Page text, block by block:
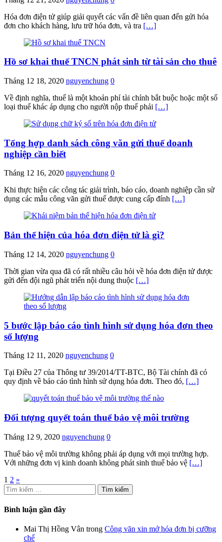
Hóa đơn điện tử giúp giải quyết các vấn đề liên quan đến gửi hóa
đơn cho khách hàng, lưu trữ hóa đơn, và tra […]
Hồ sơ khai thuế TNCN phát sinh từ tài sản cho thuê
Tháng 12 18, 2020 nguyenchung 0
Về định nghĩa, thuế là một khoản phí tài chính bắt buộc hoặc một số
loại thuế khác áp dụng cho người nộp thuế phải […]
Tổng hợp danh sách công văn gửi thuế doanh
nghiệp cần biết
Tháng 12 16, 2020 nguyenchung 0
Khi thực hiện các công tác giải trình, báo cáo, doanh nghiệp cần sử
dụng các mẫu công văn gửi thuế được cung cấp đính […]
Bản thể hiện của hóa đơn điện tử là gì?
Tháng 12 14, 2020 nguyenchung 0
Thời gian vừa qua đã có rất nhiều câu hỏi về hóa đơn điện tử được
gửi đến đội ngũ phát triển nội dung thuộc […]
5 bước lập báo cáo tình hình sử dụng hóa đơn theo
số lượng
Tháng 12 11, 2020 nguyenchung 0
Tại Điều 27 của Thông tư 39/2014/TT-BTC, Bộ Tài chính đã có
quy định về báo cáo tình hình sử dụng hóa đơn. Theo đó, […]
Đối tượng quyết toán thuế bảo vệ môi trường
Tháng 12 9, 2020 nguyenchung 0
Thuế bảo vệ môi trường không phải áp dụng với mọi trường hợp.
Với những đơn vị kinh doanh không phát sinh thuế bảo vệ […]
Phân
trang
bài
1 2 »
Tìm
kiếm
cho:
Bình luận gần đây
Mai Thị Hồng Vân trong Công văn xin mở hóa đơn bị cưỡng
chế